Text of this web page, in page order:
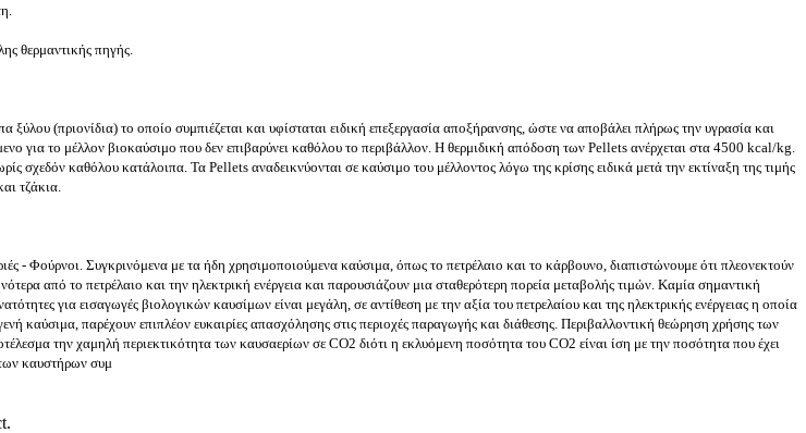
θερμαντικής πηγής.
(πριονίδια) το οποίο συμπιέζεται και υφίσταται ειδική επεξεργασία αποξήρανσης, ώστε να αποβάλει πλήρως την υγρασία και
για το μέλλον βιοκαύσιμο που δεν επιβαρύνει καθόλου το περιβάλλον. Η θερμιδική απόδοση των Pellets ανέρχεται στα 4500 kcal/kg.
σχεδόν καθόλου κατάλοιπα. Τα Pellets αναδεικνύονται σε καύσιμο του μέλλοντος λόγω της κρίσης ειδικά μετά την εκτίναξη της τιμής
τζάκια.
Φούρνοι. Συγκρινόμενα με τα ήδη χρησιμοποιούμενα καύσιμα, όπως το πετρέλαιο και το κάρβουνο, διαπιστώνουμε ότι πλεονεκτούν
από το πετρέλαιο και την ηλεκτρική ενέργεια και παρουσιάζουν μια σταθερότερη πορεία μεταβολής τιμών. Καμία σημαντική
για εισαγωγές βιολογικών καυσίμων είναι μεγάλη, σε αντίθεση με την αξία του πετρελαίου και της ηλεκτρικής ενέργειας η οποία
καύσιμα, παρέχουν επιπλέον ευκαιρίες απασχόλησης στις περιοχές παραγωγής και διάθεσης. Περιβαλλοντική θεώρηση χρήσης των
την χαμηλή περιεκτικότητα των καυσαερίων σε CO2 διότι η εκλυόμενη ποσότητα του CO2 είναι ίση με την ποσότητα που έχει
των καυστήρων συμ